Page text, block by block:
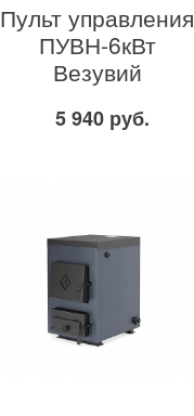
Пульт управления
ПУВН-6кВт
Везувий
5 940 руб.